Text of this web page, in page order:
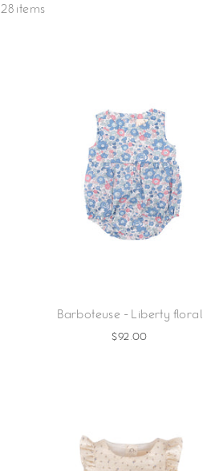
28 items
Barboteuse - Liberty floral
$92.00